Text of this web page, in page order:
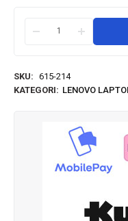
SKU: 615-214
KATEGORI: LENOVO